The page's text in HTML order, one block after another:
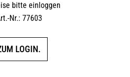
bitte einloggen
Nr.: 77603
LOGIN.